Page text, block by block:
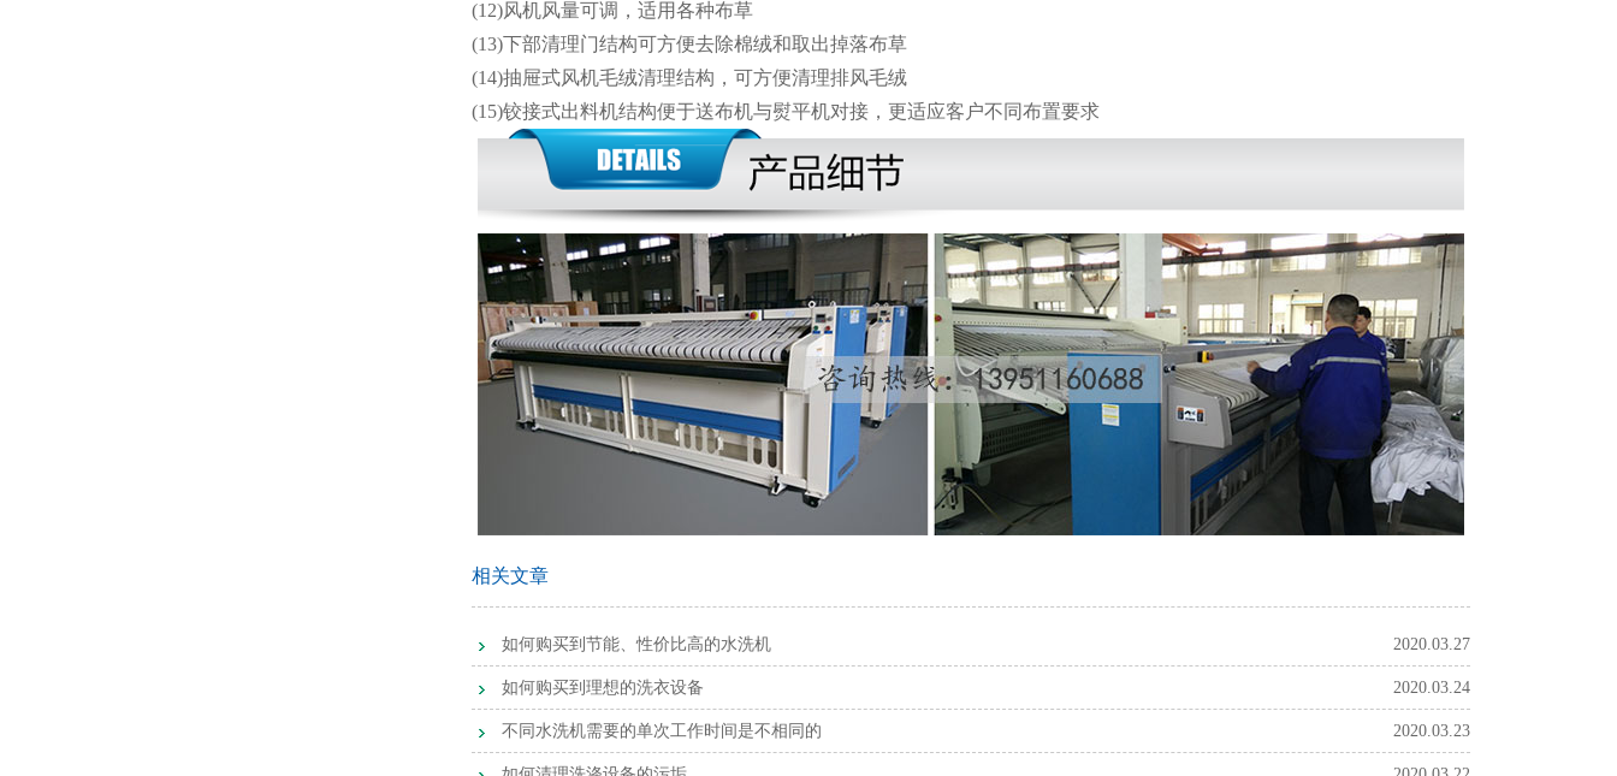
(12)风机风量可调，适用各种布草
(13)下部清理门结构可方便去除棉绒和取出掉落布草
(14)抽屉式风机毛绒清理结构，可方便清理排风毛绒
(15)铰接式出料机结构便于送布机与熨平机对接，更适应客户不同布置要求
相关文章
如何购买到节能、性价比高的水洗机 2020.03.27
如何购买到理想的洗衣设备 2020.03.24
不同水洗机需要的单次工作时间是不相同的 2020.03.23